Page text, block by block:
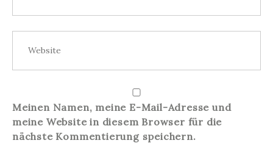
Meinen Namen, meine E-Mail-Adresse und
meine Website in diesem Browser für die
nächste Kommentierung speichern.